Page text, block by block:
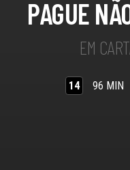
PAGUE
EM
14 96 MIN